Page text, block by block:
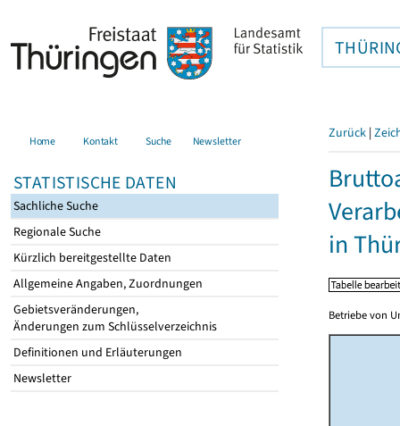
Home Kontakt Suche Newsletter
STATISTISCHE DATEN
Sachliche Suche
Regionale Suche
Kürzlich bereitgestellte Daten
Allgemeine Angaben, Zuordnungen
Gebietsveränderungen,
Änderungen zum Schlüsselverzeichnis
Definitionen und Erläuterungen
Newsletter
Zurück |
in
Betriebe von